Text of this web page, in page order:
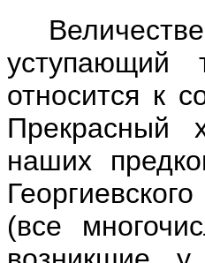
уступающий
относится к
Прекрасный
наших
(все